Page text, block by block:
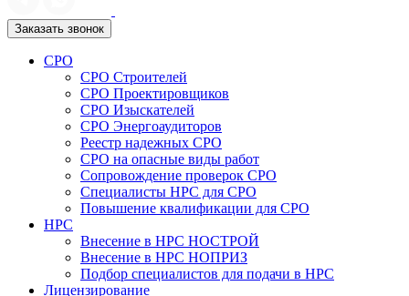
Заказать звонок
СРО
СРО Строителей
СРО Проектировщиков
СРО Изыскателей
СРО Энергоаудиторов
Реестр надежных СРО
СРО на опасные виды работ
Сопровождение проверок СРО
Специалисты НРС для СРО
Повышение квалификации для СРО
НРС
Внесение в НРС НОСТРОЙ
Внесение в НРС НОПРИЗ
Подбор специалистов для подачи в НРС
Лицензирование